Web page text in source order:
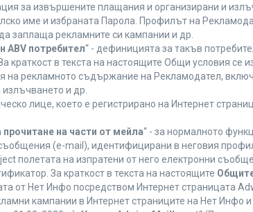
за извършените плащания и организирани и
име и избраната Парола. Профилът на
заплаща рекламните си кампании и др.
ABV потребител“ - дефиницията за такъв
краткост в текста на настоящите Общи условия се
на рекламното съдържание на Рекламодател,
и др.
лице, което е регистрирано на Интернет
прочитане на части от мейла“ - за нормалното
(e-mail), идентифицирани в неговия
полетата на изпратени от него електронни
За краткост в текста на настоящите
от Нет Инфо посредством Интернет страницата
кампании в Интернет страниците на Нет